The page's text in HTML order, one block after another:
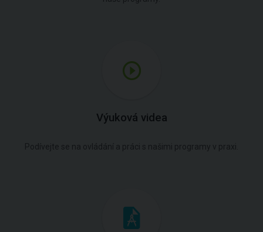
Výuková videa
Podívejte se na ovládání a práci s našimi programy v praxi.